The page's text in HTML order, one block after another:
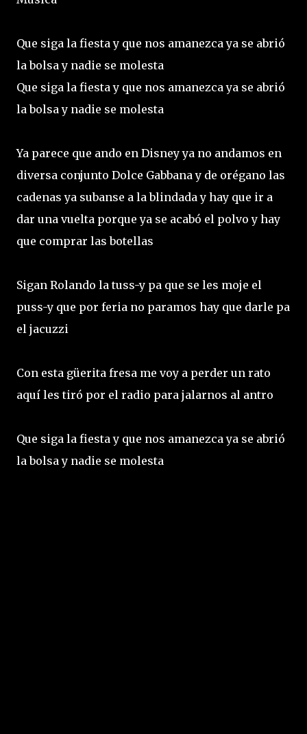
Que siga la fiesta y que nos amanezca ya se abrió
la bolsa y nadie se molesta
Que siga la fiesta y que nos amanezca ya se abrió
la bolsa y nadie se molesta
Ya parece que ando en Disney ya no andamos en
diversa conjunto Dolce Gabbana y de orégano las
cadenas ya subanse a la blindada y hay que ir a
dar una vuelta porque ya se acabó el polvo y hay
que comprar las botellas
Sigan Rolando la tuss-y pa que se les moje el
puss-y que por feria no paramos hay que darle pa
el jacuzzi
Con esta güerita fresa me voy a perder un rato
aquí les tiró por el radio para jalarnos al antro
Que siga la fiesta y que nos amanezca ya se abrió
la bolsa y nadie se molesta